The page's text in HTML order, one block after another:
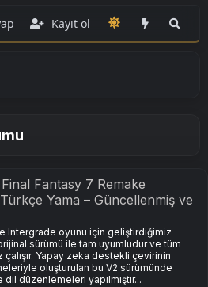
Kayıt ol
Final Fantasy 7 Remake
Yama – Güncellenmiş ve
Intergrade oyunu için geliştirdiğimiz
sürümü ile tam uyumludur ve tüm
Yapay zeka destekli çevirinin
oluşturulan bu V2 sürümünde
düzenlemeleri yapılmıştır...